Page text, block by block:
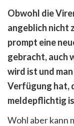
Obwohl die
angeblich nicht
prompt eine
gebracht, auch
wird ist und
Verfügung hat,
meldepflichtig
Wohl aber kann